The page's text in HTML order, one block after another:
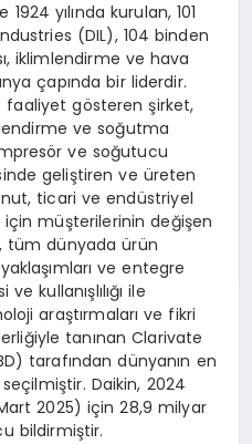
yılında kurulan, 101
(DIL), 104 binden
iklimlendirme ve hava
çapında bir liderdir.
faaliyet gösteren şirket,
ve soğutma
ve soğutucu
geliştiren ve üreten
ticari ve endüstriyel
müşterilerinin değişen
tüm dünyada ürün
ve entegre
kullanışlılığı ile
araştırmaları ve fikri
tanınan Clarivate
tarafından dünyanın en
Daikin, 2024
2025) için 28,9 milyar
bildirmiştir.